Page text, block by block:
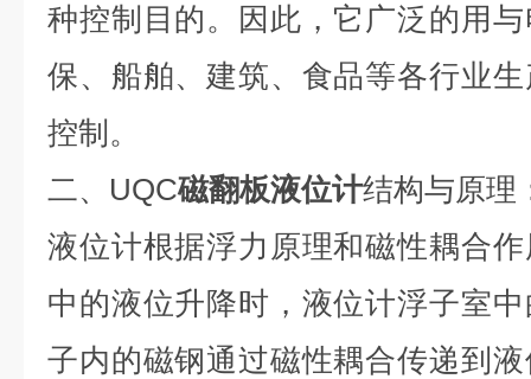
种控制目的。因此，它广泛的用
保、船舶、建筑、食品等各行业
控制。
二、UQC磁翻板液位计结构与原理
液位计根据浮力原理和磁性耦合
中的液位升降时，液位计浮子室
子内的磁钢通过磁性耦合传递到